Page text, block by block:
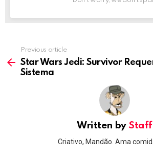
more
Previous article
Star Wars Jedi: Survivor
Sistema
Written by Staff
Criativo, Mandão. Ama